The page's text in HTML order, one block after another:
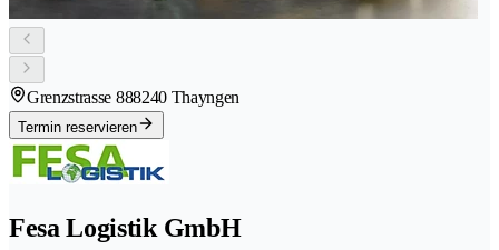
Grenzstrasse 888240 Thayngen
Termin reservieren
Fesa Logistik GmbH